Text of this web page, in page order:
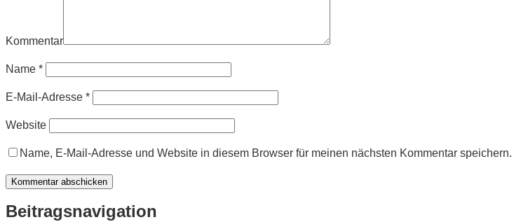
Kommentar
Name *
E-Mail-Adresse *
Website
Name, E-Mail-Adresse und Website in diesem Browser für meinen nächsten Kommentar speichern.
Beitragsnavigation